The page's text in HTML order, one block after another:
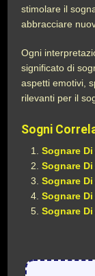
stimolare il
abbracciare
Ogni
significato di
aspetti emotivi,
rilevanti per il
Sogni
Sognare
Sognare
Sognare
Sognare
Sognare